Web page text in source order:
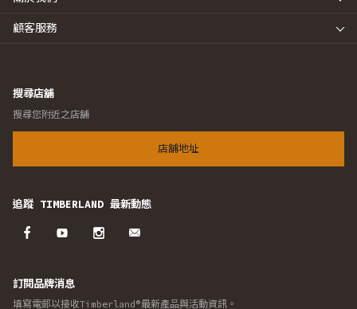
顧客服務
搜尋店舖
搜尋您附近之店舖
店舖地址
追蹤 TIMBERLAND 最新動態
訂閱品牌消息
填寫電郵以接收Timberland®最新產品與活動資訊。